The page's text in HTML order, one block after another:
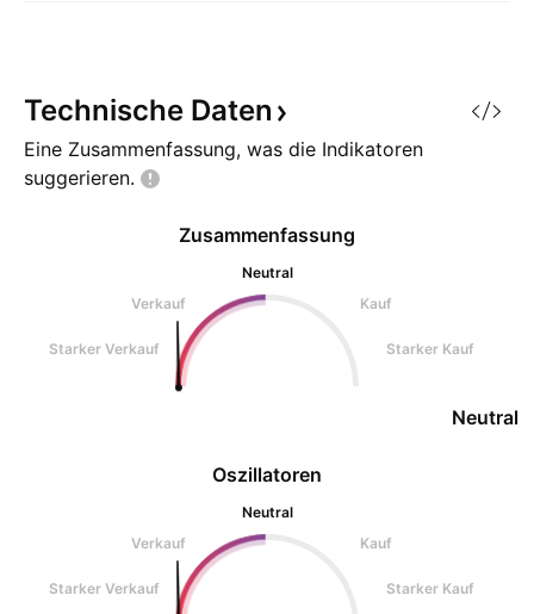
Technische Daten
Eine Zusammenfassung, was die Indikatoren
suggerieren.
Oszillatoren
Neutral
Verkauf
Kauf
Starker Verkauf Starker Kauf
Zusammenfassung
Neutral
Verkauf
Kauf
Starker Verkauf Starker Kauf
Neutral